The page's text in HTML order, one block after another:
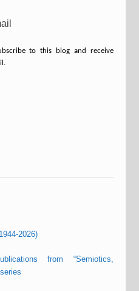
to this blog and receive
2026)
from “Semiotics,